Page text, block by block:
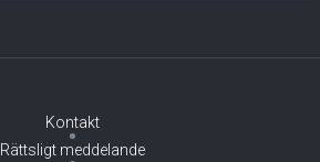
Kontakt
Rättsligt meddelande